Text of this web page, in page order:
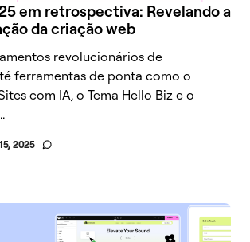
em retrospectiva: Revelando a
da criação web
revolucionários de
ferramentas de ponta como o
com IA, o Tema Hello Biz e o
2025